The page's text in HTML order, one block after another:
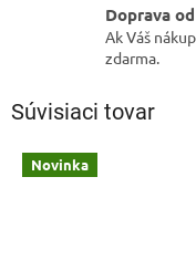
Doprava
Ak Váš
zdarma.
Súvisiaci tovar
Novinka